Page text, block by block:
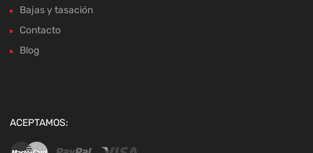
Bajas y tasación
Contacto
Blog
ACEPTAMOS: